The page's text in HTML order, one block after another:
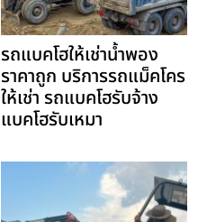
รถแบคโฮให้เช่าน้ำพอง
ราคาถูก บริการรถแม็คโคร
ให้เช่า รถแบคโฮรับจ้าง
แบคโฮรับเหมา